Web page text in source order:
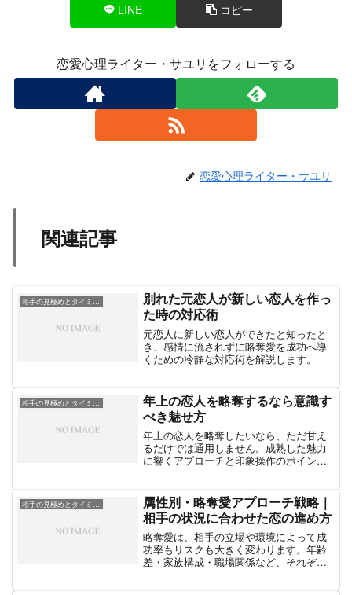
LINE コピー
恋愛心理ライター・サユリをフォローする
恋愛心理ライター・サユリ
関連記事
別れた元恋人が新しい恋人を作っ
た時の対応術
元恋人に新しい恋人ができたと知ったと
き、感情に流されずに略奪愛を成功へ導
くための冷静な対応術を解説します。
相手の見極めとタイミング術
年上の恋人を略奪するなら意識す
べき魅せ方
年上の恋人を略奪したいなら、ただ甘え
るだけでは通用しません。成熟した魅力
に響くアプローチと印象操作のポイント
相手の見極めとタイミング術
属性別・略奪愛アプローチ戦略｜
相手の状況に合わせた恋の進め方
略奪愛は、相手の立場や環境によって成
功率もリスクも大きく変わります。年齢
差・家族構成・職場関係など、それぞれ